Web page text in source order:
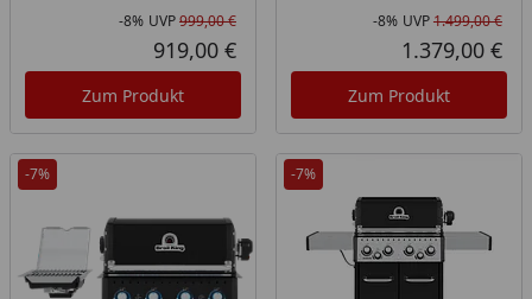
Rabatt in Prozent
-8%
Ursprünglicher Preis
UVP999,00 €
Aktueller Preis
919,00 €
Zum Produkt
-8% UVP1.499,00 €
1.379,00 €
Zum Produkt
-7% -7%